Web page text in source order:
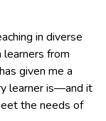
in diverse
from
given me a
learner is—and it
the needs of